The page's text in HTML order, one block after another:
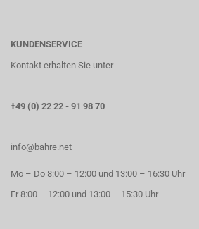
KUNDENSERVICE
Kontakt erhalten Sie unter
+49 (0) 22 22 - 91 98 70
info@bahre.net
Mo – Do 8:00 – 12:00 und 13:00 – 16:30 Uhr
Fr 8:00 – 12:00 und 13:00 – 15:30 Uhr